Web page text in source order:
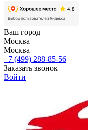
Ваш город
Москва
Москва
+7 (499) 288-85-56
Заказать звонок
Войти